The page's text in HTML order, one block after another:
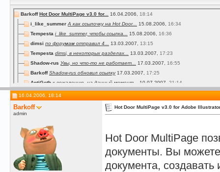
Barkoff Hot Door MultiPage v3.0 for... 16.04.2006, 18:14
i_like_summer А как ссылочку на Hot Door... 15.08.2006, 16:34
Tempesta i_like_summer, чтобы ссылка... 15.08.2006, 16:36
dimsi по форумам отправил 4... 13.03.2007, 13:15
Tempesta dimsi, в некоторых разделах... 13.03.2007, 17:23
Shadow-rus Увы, но что-то не работает... 17.03.2007, 16:55
Barkoff Shadow-rus обновил ссылку17.03.2007, 17:25
AntiGoth к сожалению, на данный момент... 10.07.2007, 21:14
Barkoff Ссылка обновлена11.07.2007,15:54
Лана Я только что выкачала. Все...11.07.2007,16:34
05.12.2007,
16.04.2006, 18:14
Barkoff
admin
Hot Door MultiPage v3.0 for Adobe
Hot Door MultiPage
документы. Вы можете
документа, создавать